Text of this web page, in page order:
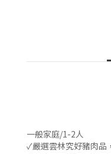
一般家庭/1-2人
✓嚴選雲林究好豬肉品